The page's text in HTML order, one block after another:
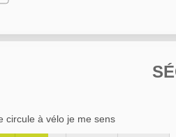
circule à vélo je me sens